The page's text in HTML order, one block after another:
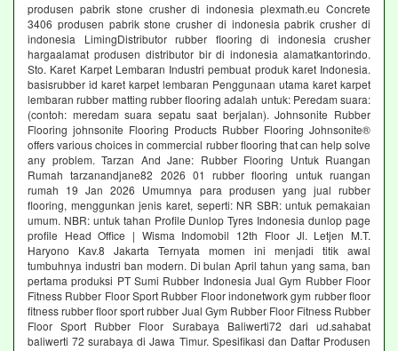
produsen pabrik stone crusher di indonesia plexmath.eu Concrete
3406 produsen pabrik stone crusher di indonesia pabrik crusher di
indonesia LimingDistributor rubber flooring di indonesia crusher
hargaalamat produsen distributor bir di indonesia alamatkantorindo.
Sto. Karet Karpet Lembaran Industri pembuat produk karet Indonesia.
basisrubber id karet karpet lembaran Penggunaan utama karet karpet
lembaran rubber matting rubber flooring adalah untuk: Peredam suara:
(contoh: meredam suara sepatu saat berjalan). Johnsonite Rubber
Flooring johnsonite Flooring Products Rubber Flooring Johnsonite®
offers various choices in commercial rubber flooring that can help solve
any problem. Tarzan And Jane: Rubber Flooring Untuk Ruangan
Rumah tarzanandjane82 2026 01 rubber flooring untuk ruangan
rumah 19 Jan 2026 Umumnya para produsen yang jual rubber
flooring, menggunkan jenis karet, seperti: NR SBR: untuk pemakaian
umum. NBR: untuk tahan Profile Dunlop Tyres Indonesia dunlop page
profile Head Office | Wisma Indomobil 12th Floor Jl. Letjen M.T.
Haryono Kav.8 Jakarta Ternyata momen ini menjadi titik awal
tumbuhnya industri ban modern. Di bulan April tahun yang sama, ban
pertama produksi PT Sumi Rubber Indonesia Jual Gym Rubber Floor
Fitness Rubber Floor Sport Rubber Floor indonetwork gym rubber floor
fitness rubber floor sport rubber Jual Gym Rubber Floor Fitness Rubber
Floor Sport Rubber Floor Surabaya Baliwerti72 dari ud.sahabat
baliwerti 72 surabaya di Jawa Timur. Spesifikasi dan Daftar Produsen